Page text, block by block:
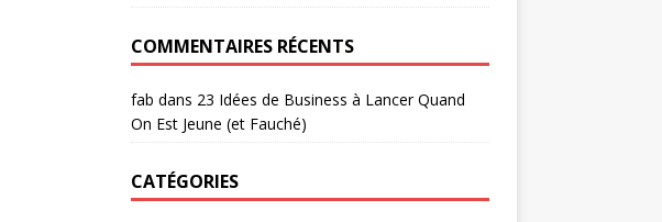
COMMENTAIRES RÉCENTS
fab dans 23 Idées de Business à Lancer Quand
On Est Jeune (et Fauché)
CATÉGORIES